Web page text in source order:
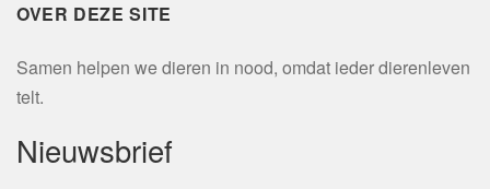
OVER DEZE SITE
Samen helpen we dieren in nood, omdat ieder dierenleven
telt.
Nieuwsbrief